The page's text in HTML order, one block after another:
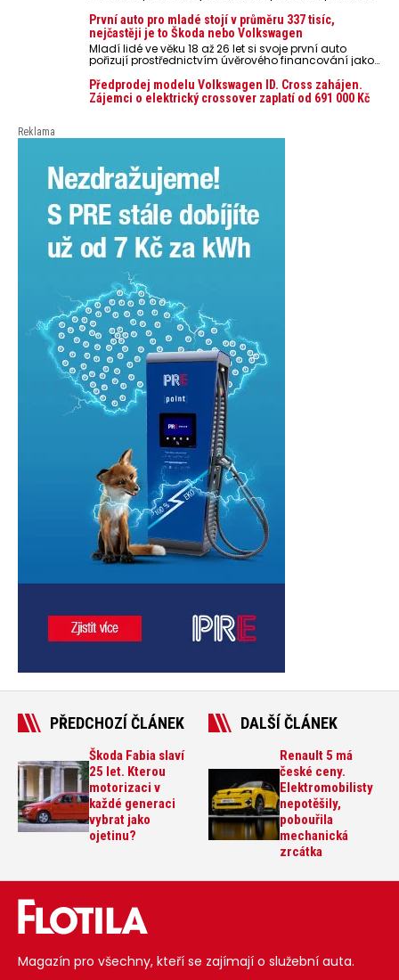
První auto pro mladé stojí v průměru 337 tisíc,
nejčastěji je to Škoda nebo Volkswagen
Mladí lidé ve věku 18 až 26 let si svoje první auto
pořizují prostřednictvím úvěrového financování jako
auto. Průměrná pořizovací cena vozu dosahuje 337
tisíc korun a průměrná financovaná částka
přesahuje 251 tisíc korun. Vyplývá to z dat Leasingu
Předprodej modelu Volkswagen ID. Cross zahájen.
Zájemci o elektrický crossover zaplatí od 691 000 Kč
Reklama
PŘEDCHOZÍ ČLÁNEK
Škoda Fabia slaví
25 let. Kterou
motorizaci v
každé generaci
vybrat jako
ojetinu?
DALŠÍ ČLÁNEK
Renault 5 má
české ceny.
Elektromobilisty
nepotěšily,
pobouřila
mechanická
zrcátka
Magazín pro všechny, kteří se zajímají o služební auta.